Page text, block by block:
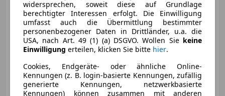
€ 37 950
widersprechen, soweit diese auf Grundlage
berechtigter Interessen erfolgt. Die Einwilligung
umfasst auch die Übermittlung bestimmter
personenbezogener Daten in Drittländer, u.a. die
USA, nach Art. 49 (1) (a) DSGVO. Wollen Sie keine
Einwilligung erteilen, klicken Sie bitte hier.
Cookies, Endgeräte- oder ähnliche Online-
Kennungen (z. B. login-basierte Kennungen, zufällig
generierte Kennungen, netzwerkbasierte
Kennungen) können zusammen mit anderen